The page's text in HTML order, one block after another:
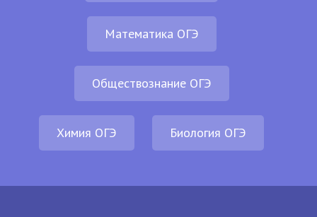
Математика ОГЭ
Обществознание ОГЭ
Химия ОГЭ Биология ОГЭ